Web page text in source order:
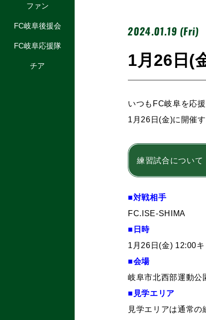
ファン
FC岐阜後援会
FC岐阜応援隊
チア
2024.01.19 (Fri)
1月26日(
いつもFC岐阜を応
1月26日(金)に開催
練習試合について
■対戦相手
FC.ISE-SHIMA
■日時
1月26日(金) 12:00キ
■会場
岐阜市北西部運動公
■見学エリア
見学エリアは通常の